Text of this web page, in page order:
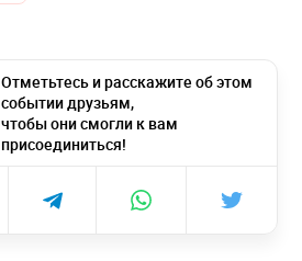
Отметьтесь и расскажите об этом
событии друзьям,
чтобы они смогли к вам
присоединиться!